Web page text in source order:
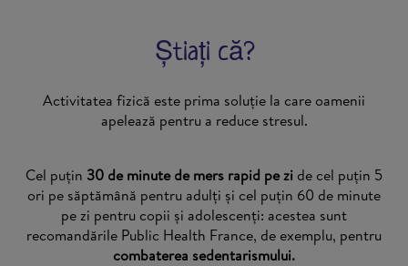
Știați că?
Activitatea fizică este prima soluție la care oamenii
apelează pentru a reduce stresul.
Cel puțin 30 de minute de mers rapid pe zi de cel puțin 5
ori pe săptămână pentru adulți și cel puțin 60 de minute
pe zi pentru copii și adolescenți: acestea sunt
recomandările Public Health France, de exemplu, pentru
combaterea sedentarismului.